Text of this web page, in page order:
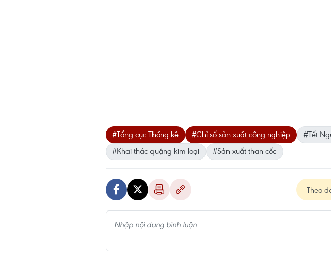
#Tổng cục Thống kê #Chỉ số sản xuất công nghiệp
#Tết
#Khai thác quặng kim loại
#Sản xuất than cốc
Theo